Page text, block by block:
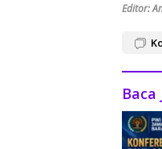
Editor:
Baca